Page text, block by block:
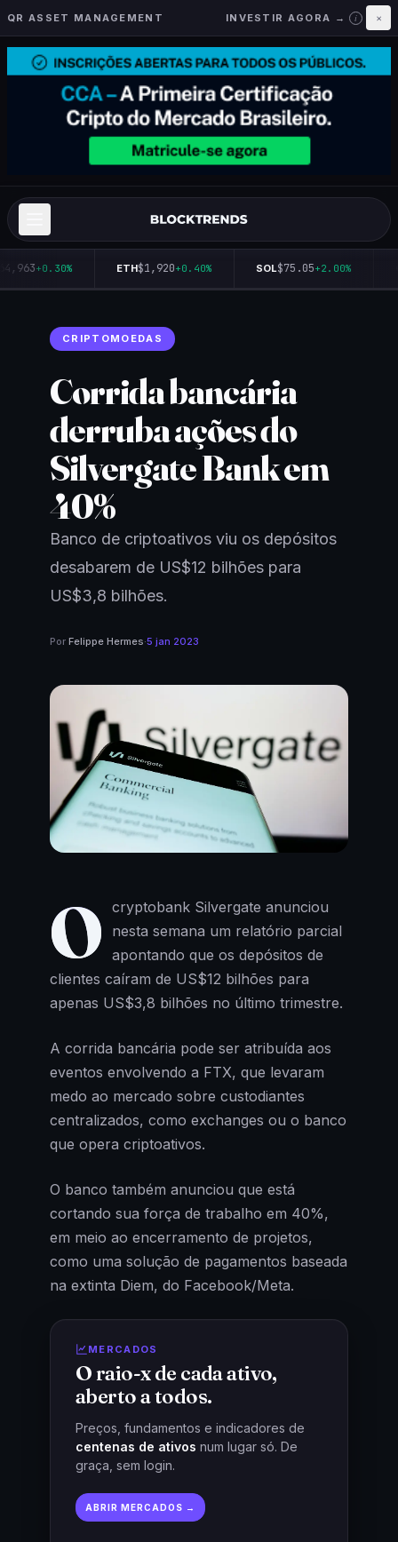
QR ASSET MANAGEMENT INVESTIR AGORA → i ×
+0.30% ETH$1,920+0.40% SOL$75.05+2.00%
CRIPTOMOEDAS
Corrida bancária
derruba ações do
Silvergate Bank em
40%
Banco de criptoativos viu os depósitos
desabarem de US$12 bilhões para
US$3,8 bilhões.
Por Felippe Hermes·5 jan 2023
O cryptobank Silvergate anunciou
nesta semana um relatório parcial
apontando que os depósitos de
clientes caíram de US$12 bilhões para
apenas US$3,8 bilhões no último trimestre.
A corrida bancária pode ser atribuída aos
eventos envolvendo a FTX, que levaram
medo ao mercado sobre custodiantes
centralizados, como exchanges ou o banco
que opera criptoativos.
O banco também anunciou que está
cortando sua força de trabalho em 40%,
em meio ao encerramento de projetos,
como uma solução de pagamentos baseada
na extinta Diem, do Facebook/Meta.
MERCADOS
O raio-x de cada ativo,
aberto a todos.
Preços, fundamentos e indicadores de
centenas de ativos num lugar só. De
graça, sem login.
ABRIR MERCADOS →